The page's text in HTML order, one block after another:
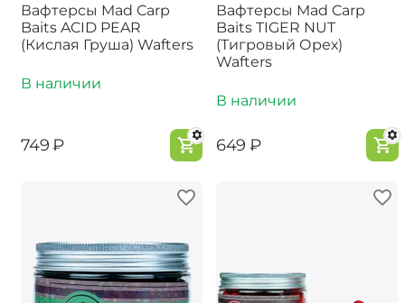
Вафтерсы Mad Carp
Baits ACID PEAR
(Кислая Груша) Wafters
В наличии
‍749‍ ₽
Вафтерсы Mad Carp
Baits TIGER NUT
(Тигровый Орех)
Wafters
В наличии
‍649‍ ₽